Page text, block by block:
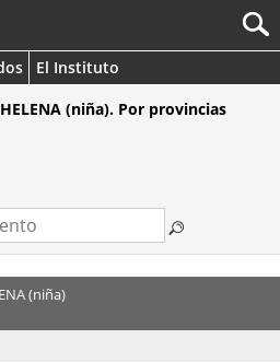
El Instituto
(niña). Por provincias
(niña)